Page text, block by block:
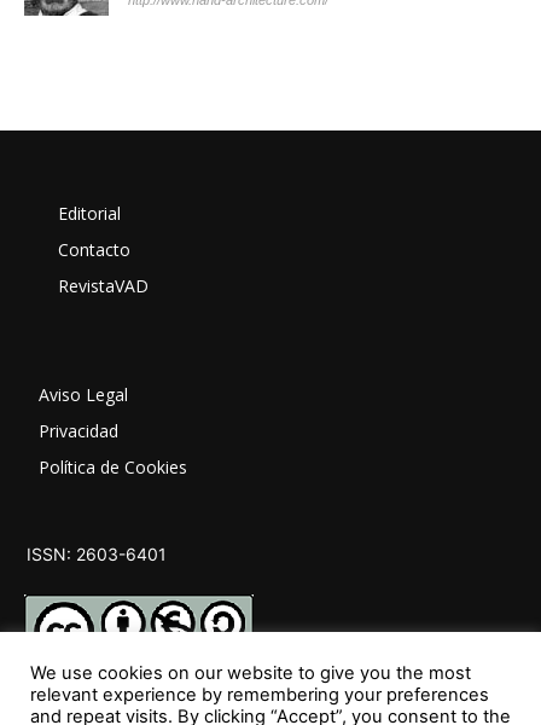
Editorial
Contacto
RevistaVAD
Aviso Legal
Privacidad
Política de Cookies
ISSN: 2603-6401
We use cookies on our website to give you the most
relevant experience by remembering your preferences
and repeat visits. By clicking “Accept”, you consent to the